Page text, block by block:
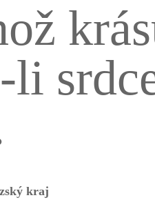
li
kraj